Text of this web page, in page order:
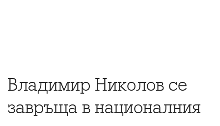
Владимир Николов се
завръща в националния